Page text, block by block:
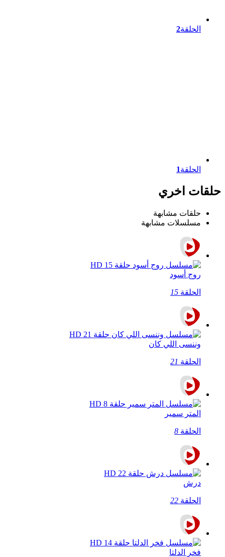
الحلقة2
الحلقة1
حلقات اخري
حلقات مشابهة
مسلسلات مشابهة
روج أسود
الحلقة 15
وننسى اللي كان
الحلقة 21
المتر سمير
الحلقة 8
درش
الحلقة 22
فخر الدلتا